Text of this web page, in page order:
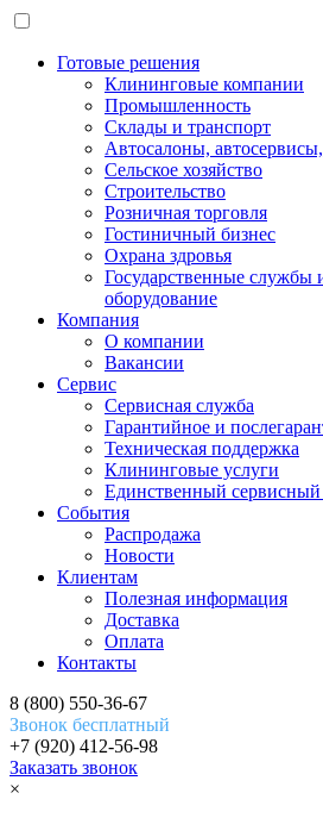
Готовые решения
Клининговые компании
Промышленность
Склады и транспорт
Автосалоны,
Сельское хозяйство
Строительство
Розничная торговля
Гостиничный бизнес
Охрана здровья
Государственные службы
оборудование
Компания
О компании
Вакансии
Сервис
Сервисная служба
Гарантийное и
Техническая поддержка
Клининговые услуги
Единственный сервисный
События
Распродажа
Новости
Клиентам
Полезная информация
Доставка
Оплата
Контакты
8 (800) 550-36-67
Звонок бесплатный
+7 (920) 412-56-98
Заказать звонок
×